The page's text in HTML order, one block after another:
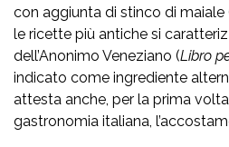
con aggiunta di stinco di maiale
le ricette più antiche si
dell’Anonimo Veneziano (Libro
indicato come ingrediente
attesta anche, per la prima
gastronomia italiana,